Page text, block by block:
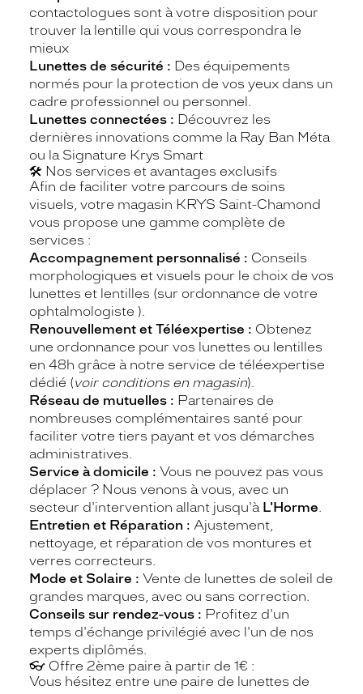
contactologues sont à votre disposition pour
trouver la lentille qui vous correspondra le
mieux
Lunettes de sécurité : Des équipements
normés pour la protection de vos yeux dans un
cadre professionnel ou personnel.
Lunettes connectées : Découvrez les
dernières innovations comme la Ray Ban Méta
ou la Signature Krys Smart
🛠️ Nos services et avantages exclusifs
Afin de faciliter votre parcours de soins
visuels, votre magasin KRYS Saint-Chamond
vous propose une gamme complète de
services :
Accompagnement personnalisé : Conseils
morphologiques et visuels pour le choix de vos
lunettes et lentilles (sur ordonnance de votre
ophtalmologiste ).
Renouvellement et Téléexpertise : Obtenez
une ordonnance pour vos lunettes ou lentilles
en 48h grâce à notre service de téléexpertise
dédié (voir conditions en magasin).
Réseau de mutuelles : Partenaires de
nombreuses complémentaires santé pour
faciliter votre tiers payant et vos démarches
administratives.
Service à domicile : Vous ne pouvez pas vous
déplacer ? Nous venons à vous, avec un
secteur d'intervention allant jusqu'à L'Horme
Entretien et Réparation : Ajustement,
nettoyage, et réparation de vos montures et
verres correcteurs.
Mode et Solaire : Vente de lunettes de soleil de
grandes marques, avec ou sans correction.
Conseils sur rendez-vous : Profitez d'un
temps d'échange privilégié avec l'un de nos
experts diplômés.
👓 Offre 2ème paire à partir de 1€ :
Vous hésitez entre une paire de lunettes de